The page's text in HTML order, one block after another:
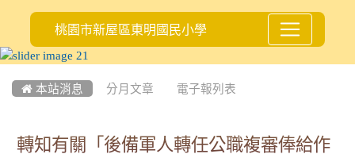
桃園市新屋區東明國民小學
 本站消息 分月文章 電子報列表
轉知有關「後備軍人轉任公職複審俸給作